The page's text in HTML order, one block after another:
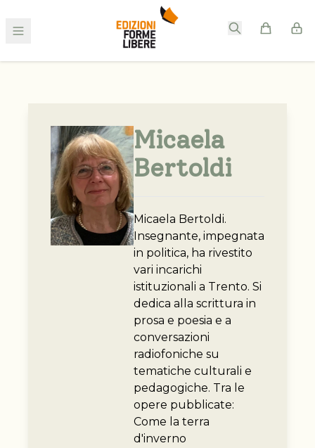
Micaela
Bertoldi
Micaela Bertoldi.
Insegnante, impegnata
in politica, ha rivestito
vari incarichi
istituzionali a Trento. Si
dedica alla scrittura in
prosa e poesia e a
conversazioni
radiofoniche su
tematiche culturali e
pedagogiche. Tra le
opere pubblicate:
Come la terra
d'inverno